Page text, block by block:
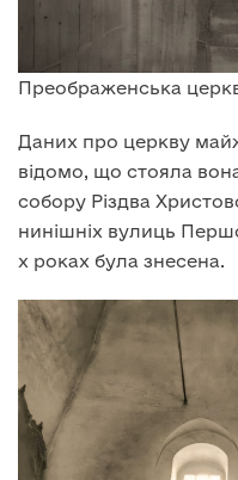
Преображенська
Даних про церкву
відомо, що стояла
собору Різдва
нинішніх вулиць
х роках була знесена.